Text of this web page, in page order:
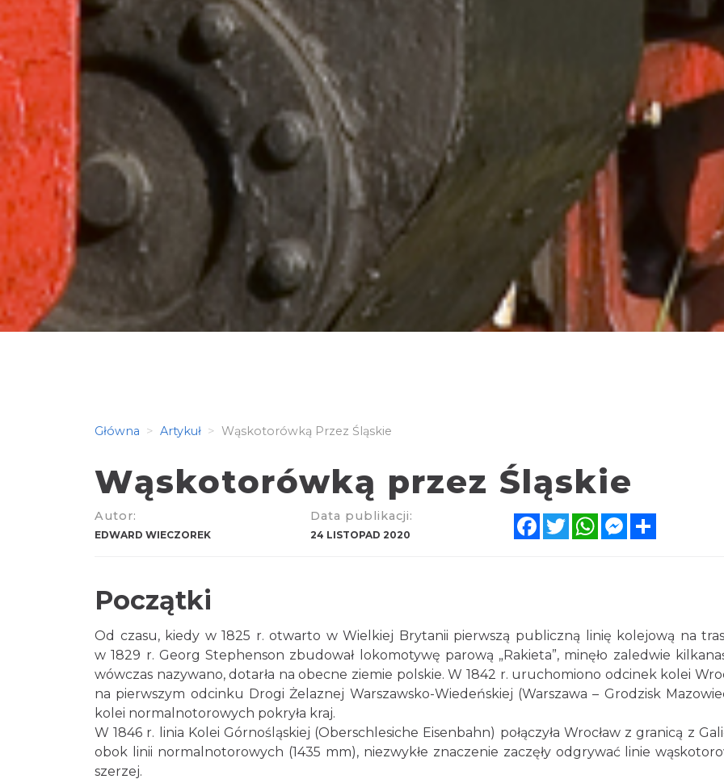
Główna Artykuł Wąskotorówką Przez Śląskie
Wąskotorówką przez Śląskie
Autor:
EDWARD WIECZOREK
Data publikacji:
24 LISTOPAD 2020
FacebookTwitterWhatsAppMessenger
Początki
Od czasu, kiedy w 1825 r. otwarto w Wielkiej Brytanii pierwszą publiczną linię kolejową na
w 1829 r. Georg Stephenson zbudował lokomotywę parową „Rakieta”, minęło zaledwie
wówczas nazywano, dotarła na obecne ziemie polskie. W 1842 r. uruchomiono odcinek kolei
na pierwszym odcinku Drogi Żelaznej Warszawsko-Wiedeńskiej (Warszawa – Grodzisk
kolei normalnotorowych pokryła kraj.
W 1846 r. linia Kolei Górnośląskiej (Oberschlesiche Eisenbahn) połączyła Wrocław z granicą z
obok linii normalnotorowych (1435 mm), niezwykłe znaczenie zaczęły odgrywać linie
szerzej.